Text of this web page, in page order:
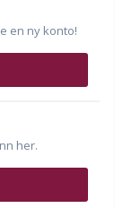
en ny konto!
her.